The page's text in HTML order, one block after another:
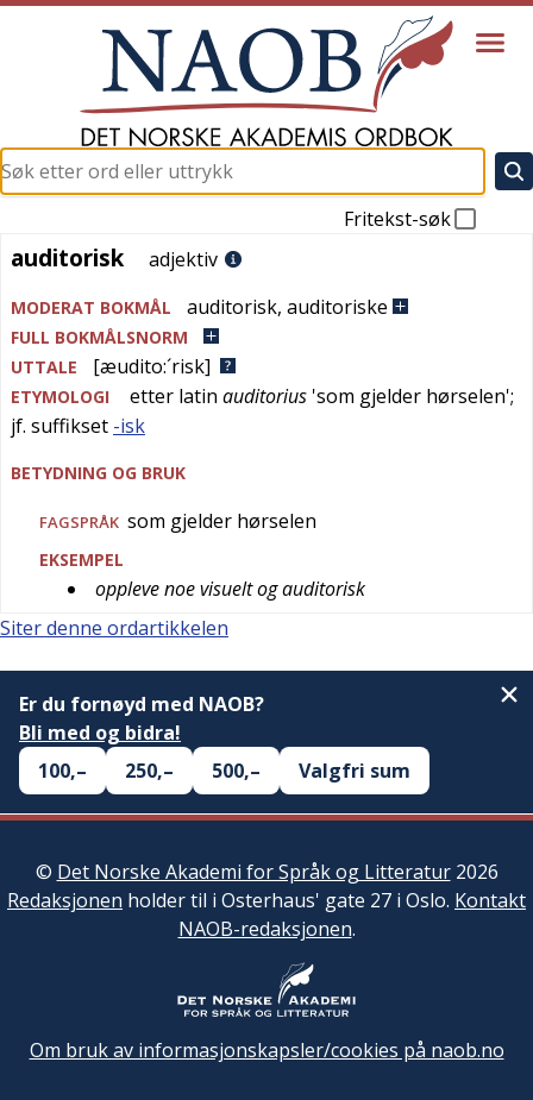
Fritekst-søk
auditorisk
auditorisk adjektiv
MODERAT BOKMÅL auditorisk, auditoriske
FULL BOKMÅLSNORM
UTTALE
[æudito:´risk]
ETYMOLOGI etter latin auditorius 'som gjelder hørselen';
jf. suffikset -isk
BETYDNING OG BRUK
FAGSPRÅK som gjelder hørselen
EKSEMPEL
oppleve noe visuelt og auditorisk
Siter denne ordartikkelen
Er du fornøyd med NAOB?
Bli med og bidra!
100,–
250,– 500,– Valgfri sum
© Det Norske Akademi for Språk og Litteratur2026
Redaksjonen holder til i Osterhaus' gate 27 i Oslo. Kontakt
NAOB-redaksjonen.
Om bruk av informasjonskapsler/cookies på naob.no